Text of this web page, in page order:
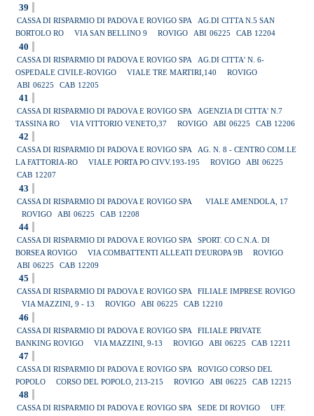
39
CASSA DI RISPARMIO DI PADOVA E ROVIGO SPA
AG.DI CITTA N.5 SAN
BORTOLO RO
VIA SAN BELLINO 9 ROVIGO ABI 06225 CAB 12204
40
CASSA DI RISPARMIO DI PADOVA E ROVIGO SPA
AG.DI CITTA' N. 6-
OSPEDALE CIVILE-ROVIGO
VIALE TRE MARTIRI,140
ROVIGO
ABI 06225 CAB 12205
41
CASSA DI RISPARMIO DI PADOVA E ROVIGO SPA
AGENZIA DI CITTA' N.7
TASSINA RO
VIA VITTORIO VENETO,37 ROVIGO ABI 06225 CAB 12206
42
CASSA DI RISPARMIO DI PADOVA E ROVIGO SPA
AG. N. 8 - CENTRO COM.LE
LA FATTORIA-RO
VIALE PORTA PO CIVV.193-195 ROVIGO ABI 06225
CAB 12207
43
CASSA DI RISPARMIO DI PADOVA E ROVIGO SPA
VIALE AMENDOLA, 17
ROVIGO
ABI 06225 CAB 12208
44
CASSA DI RISPARMIO DI PADOVA E ROVIGO SPA
SPORT. CO C.N.A. DI
BORSEA ROVIGO
VIA COMBATTENTI ALLEATI D'EUROPA 9B
ROVIGO
ABI 06225 CAB 12209
45
CASSA DI RISPARMIO DI PADOVA E ROVIGO SPA
FILIALE IMPRESE ROVIGO
VIA MAZZINI, 9 - 13
ROVIGO ABI 06225 CAB 12210
46
CASSA DI RISPARMIO DI PADOVA E ROVIGO SPA
FILIALE PRIVATE
BANKING ROVIGO
VIA MAZZINI, 9-13 ROVIGO ABI 06225 CAB 12211
47
CASSA DI RISPARMIO DI PADOVA E ROVIGO SPA
ROVIGO CORSO DEL
POPOLO
CORSO DEL POPOLO, 213-215 ROVIGO ABI 06225 CAB 12215
48
CASSA DI RISPARMIO DI PADOVA E ROVIGO SPA SEDE DI ROVIGO
UFF.